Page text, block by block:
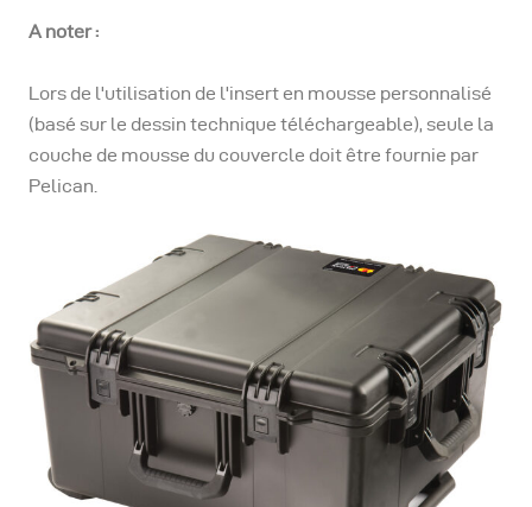
A noter :
Lors de l'utilisation de l'insert en mousse personnalisé
(basé sur le dessin technique téléchargeable), seule la
couche de mousse du couvercle doit être fournie par
Pelican.